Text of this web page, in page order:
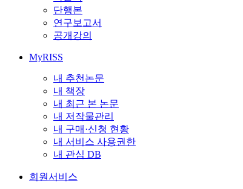
단행본
연구보고서
공개강의
MyRISS
내 추천논문
내 책장
내 최근 본 논문
내 저작물관리
내 구매·신청 현황
내 서비스 사용권한
내 관심 DB
회원서비스